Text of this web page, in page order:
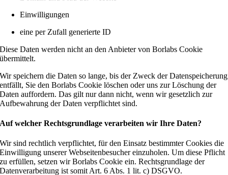
Einwilligungen
eine per Zufall generierte ID
Diese Daten werden nicht an den Anbieter von Borlabs Cookie
übermittelt.
Wir speichern die Daten so lange, bis der Zweck der Datenspeicherung
entfällt, Sie den Borlabs Cookie löschen oder uns zur Löschung der
Daten auffordern. Das gilt nur dann nicht, wenn wir gesetzlich zur
Aufbewahrung der Daten verpflichtet sind.
Auf welcher Rechtsgrundlage verarbeiten wir Ihre Daten?
Wir sind rechtlich verpflichtet, für den Einsatz bestimmter Cookies die
Einwilligung unserer Webseitenbesucher einzuholen. Um diese Pflicht
zu erfüllen, setzen wir Borlabs Cookie ein. Rechtsgrundlage der
Datenverarbeitung ist somit Art. 6 Abs. 1 lit. c) DSGVO.